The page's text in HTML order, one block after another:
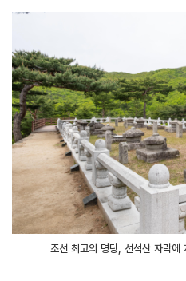
조선 최고의 명당, 선석산 자락에